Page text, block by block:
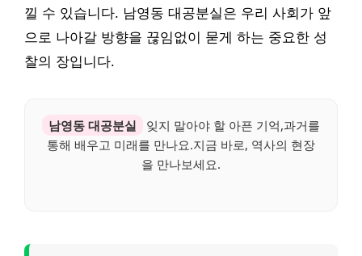
낄 수 있습니다. 남영동 대공분실은 우리 사회가 앞
으로 나아갈 방향을 끊임없이 묻게 하는 중요한 성
찰의 장입니다.
남영동 대공분실
잊지 말아야 할 아픈 기억,과거를
통해 배우고 미래를 만나요.지금 바로, 역사의 현장
을 만나보세요.